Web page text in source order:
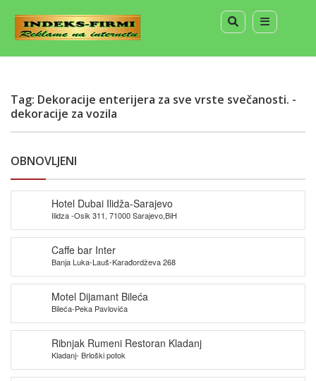
Tag: Dekoracije enterijera za sve vrste svečanosti. -
dekoracije za vozila
OBNOVLJENI
Hotel Dubai Ilidža-Sarajevo
Ilidza -Osik 311, 71000 Sarajevo,BiH
Caffe bar Inter
Banja Luka-Lauš-Karađordževa 268
Motel Dijamant Bileća
Bileća-Peka Pavlovića
Ribnjak Rumeni Restoran Kladanj
Kladanj- Brloški potok